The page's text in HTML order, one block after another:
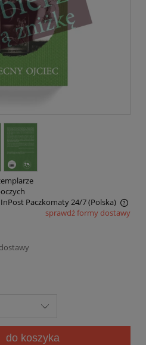
Paczkomaty 24/7(Polska)
kosztów płatności
sprawdź formy dostawy
do koszyka